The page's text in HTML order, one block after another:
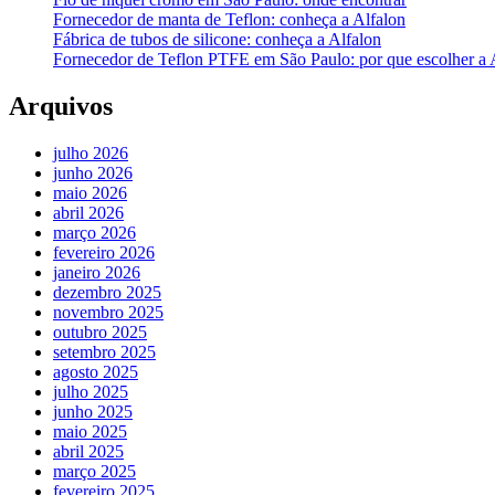
Fornecedor de manta de Teflon: conheça a Alfalon
Fábrica de tubos de silicone: conheça a Alfalon
Fornecedor de Teflon PTFE em São Paulo: por que escolher a
Arquivos
julho 2026
junho 2026
maio 2026
abril 2026
março 2026
fevereiro 2026
janeiro 2026
dezembro 2025
novembro 2025
outubro 2025
setembro 2025
agosto 2025
julho 2025
junho 2025
maio 2025
abril 2025
março 2025
fevereiro 2025